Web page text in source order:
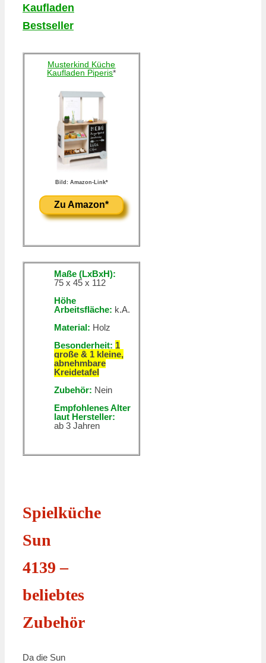
Kaufladen
Bestseller
Musterkind Küche
Kaufladen Piperis*
Bild: Amazon-Link*
Zu Amazon*
Maße (LxBxH):
75 x 45 x 112
Höhe
Arbeitsfläche: k.A.
Material: Holz
Besonderheit: 1
große & 1 kleine,
abnehmbare
Kreidetafel
Zubehör: Nein
Empfohlenes Alter
laut Hersteller:
ab 3 Jahren
Spielküche
Sun
4139 –
beliebtes
Zubehör
Da die Sun